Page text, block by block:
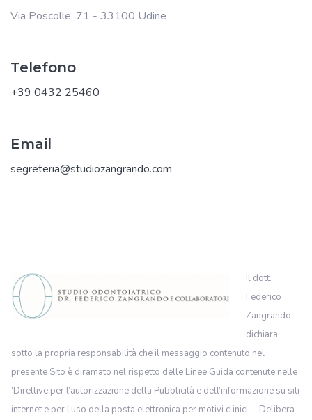
Via Poscolle, 71 - 33100 Udine
Telefono
+39 0432 25460
Email
segreteria@studiozangrando.com
Il dott.
Federico
Zangrando
dichiara
sotto la propria responsabilità che il messaggio contenuto nel
presente Sito è diramato nel rispetto delle Linee Guida contenute nelle
‘Direttive per l’autorizzazione della Pubblicità e dell’informazione su siti
internet e per l’uso della posta elettronica per motivi clinici’ – Delibera